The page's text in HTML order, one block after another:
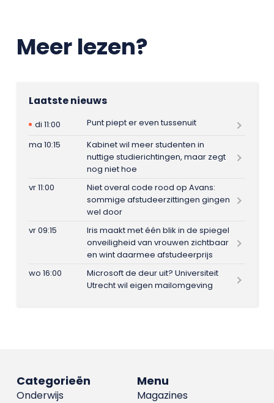
Meer lezen?
Laatste nieuws
di 11:00
Punt piept er even tussenuit
ma 10:15
Kabinet wil meer studenten in
nuttige studierichtingen, maar zegt
nog niet hoe
vr 11:00
Niet overal code rood op Avans:
sommige afstudeerzittingen gingen
wel door
vr 09:15
Iris maakt met één blik in de spiegel
onveiligheid van vrouwen zichtbaar
en wint daarmee afstudeerprijs
wo 16:00
Microsoft de deur uit? Universiteit
Utrecht wil eigen mailomgeving
Menu
Magazines
Categorieën
Onderwijs